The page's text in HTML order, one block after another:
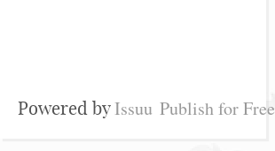
Powered byIssuu Publish for Free